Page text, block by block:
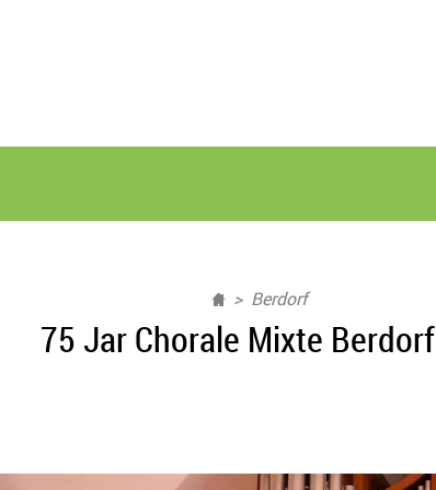
Berdorf
75 Jar Chorale Mixte Berdorf